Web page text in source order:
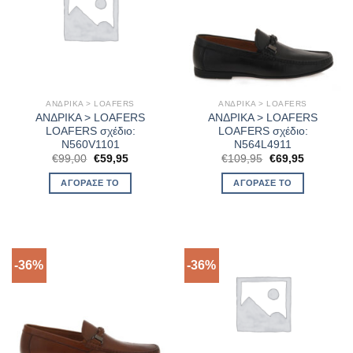
ΑΝΔΡΙΚΑ > LOAFERS
ΑΝΔΡΙΚΑ > LOAFERS
LOAFERS σχέδιο:
N560V1101
€99,00 Original
was:
€99,00.
€59,95Η
ΑΓΌΡΑΣΈ ΤΟ
ΑΝΔΡΙΚΑ > LOAFERS
ΑΝΔΡΙΚΑ > LOAFERS
LOAFERS σχέδιο:
N564L4911
€109,95 Original
was:
€109,95.
€69,95Η
ΑΓΌΡΑΣΈ ΤΟ
-36% -36%